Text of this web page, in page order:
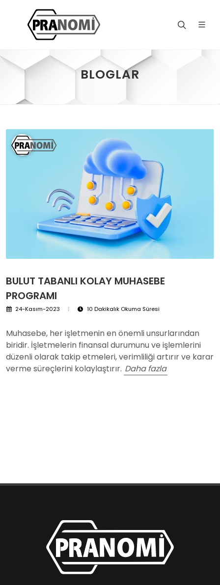
BLOGLAR
BULUT TABANLI KOLAY MUHASEBE
PROGRAMI
24-Kasım-2023 10 Dakikalık Okuma Süresi
Muhasebe, her işletmenin en önemli unsurlarından
biridir. İşletmelerin finansal durumunu ve işlemlerini
düzenli olarak takip etmeleri, verimliliği artırır ve karar
verme süreçlerini kolaylaştırır. Daha fazla